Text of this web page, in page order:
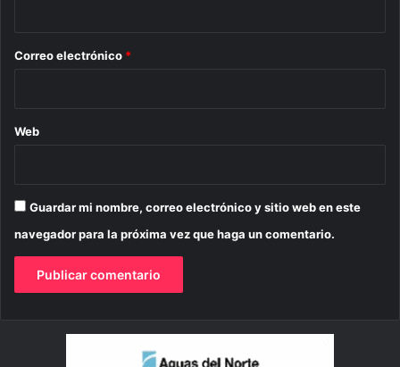
*
Correo electrónico *
Web
Guardar mi nombre, correo electrónico y sitio web en este
navegador para la próxima vez que haga un comentario.